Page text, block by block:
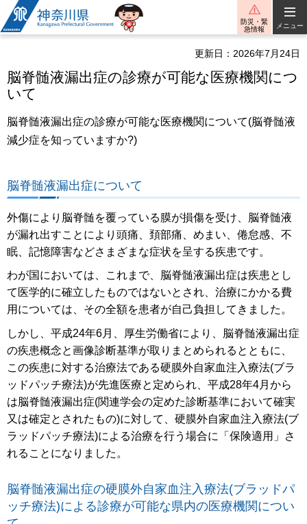
神奈川県
防災・緊
急情報
メニュー
更新日：2026年7月24日
脳脊髄液漏出症の診療が可能な医療機関につ
いて
脳脊髄液漏出症の診療が可能な医療機関について(脳脊髄液
減少症を知っていますか?)
脳脊髄液漏出症について
外傷により脳脊髄を覆っている膜が損傷を受け、脳脊髄液
が漏れ出すことにより頭痛、頚部痛、めまい、倦怠感、不
眠、記憶障害などさまざまな症状を呈する疾患です。
わが国においては、これまで、脳脊髄液漏出症は疾患とし
て医学的に確立したものではないとされ、治療にかかる費
用については、その全額を患者が自己負担してきました。
しかし、平成24年6月、厚生労働省により、脳脊髄液漏出症
の疾患概念と画像診断基準が取りまとめられるとともに、
この疾患に対する治療法である硬膜外自家血注入療法(ブラ
ッドパッチ療法)が先進医療と定められ、平成28年4月から
は脳脊髄液漏出症(関連学会の定めた診断基準において確実
又は確定とされたもの)に対して、硬膜外自家血注入療法(ブ
ラッドパッチ療法)による治療を行う場合に「保険適用」さ
れることになりました。
脳脊髄液漏出症の硬膜外自家血注入療法(ブラッドパ
ッチ療法)による診療が可能な県内の医療機関につい